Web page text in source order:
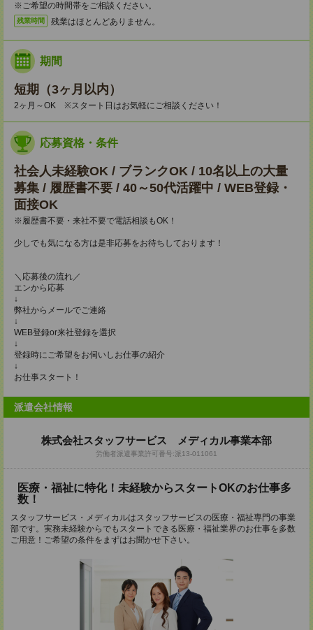
※ご希望の時間帯をご相談ください。
残業時間 残業はほとんどありません。
期間
短期（3ヶ月以内）
2ヶ月～OK ※スタート日はお気軽にご相談ください！
応募資格・条件
社会人未経験OK / ブランクOK / 10名以上の大量
募集 / 履歴書不要 / 40～50代活躍中 / WEB登録・
面接OK
※履歴書不要・来社不要で電話相談もOK！
少しでも気になる方は是非応募をお待ちしております！
＼応募後の流れ／
エンから応募
↓
弊社からメールでご連絡
↓
WEB登録or来社登録を選択
↓
登録時にご希望をお伺いしお仕事の紹介
↓
お仕事スタート！
派遣会社情報
株式会社スタッフサービス メディカル事業本部
労働者派遣事業許可番号:派13-011061
医療・福祉に特化！未経験からスタートOKのお仕事多
数！
スタッフサービス・メディカルはスタッフサービスの医療・福祉専門の事業
部です。実務未経験からでもスタートできる医療・福祉業界のお仕事を多数
ご用意！ご希望の条件をまずはお聞かせ下さい。